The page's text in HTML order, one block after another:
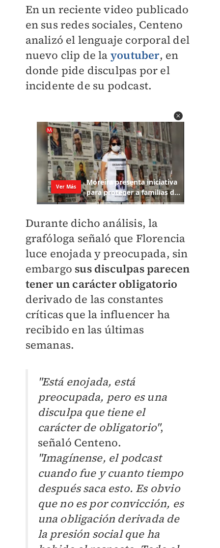
En un reciente video publicado
en sus redes sociales, Centeno
analizó el lenguaje corporal del
nuevo clip de la youtuber, en
donde pide disculpas por el
incidente de su podcast.
Durante dicho análisis, la
grafóloga señaló que Florencia
luce enojada y preocupada, sin
embargo sus disculpas parecen
tener un carácter obligatorio
derivado de las constantes
críticas que la influencer ha
recibido en las últimas
semanas.
"Está enojada, está
preocupada, pero es una
disculpa que tiene el
carácter de obligatorio",
señaló Centeno.
"Imagínense, el podcast
cuando fue y cuanto tiempo
después saca esto. Es obvio
que no es por convicción, es
una obligación derivada de
la presión social que ha